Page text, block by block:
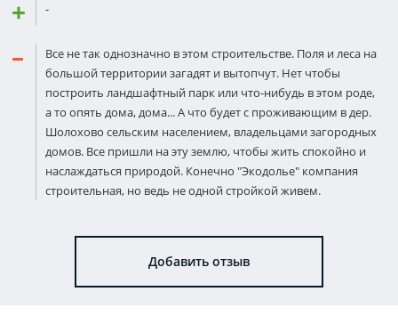
-
Все не так однозначно в этом строительстве. Поля и леса на
большой территории загадят и вытопчут. Нет чтобы
построить ландшафтный парк или что-нибудь в этом роде,
а то опять дома, дома... А что будет с проживающим в дер.
Шолохово сельским населением, владельцами загородных
домов. Все пришли на эту землю, чтобы жить спокойно и
наслаждаться природой. Конечно "Экодолье" компания
строительная, но ведь не одной стройкой живем.
Добавить отзыв